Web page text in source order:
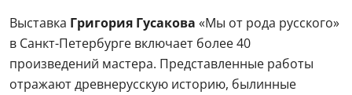
Выставка Григория Гусакова «Мы от рода русского»
в Санкт-Петербурге включает более 40
произведений мастера. Представленные работы
отражают древнерусскую историю, былинные